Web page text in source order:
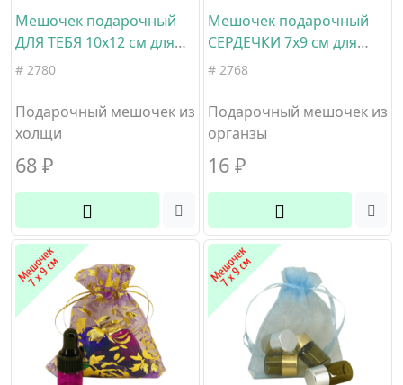
Мешочек подарочный
ДЛЯ ТЕБЯ 10х12 см для
флаконов 5-15 мл
# 2780
Подарочный мешочек из
холщи
68 ₽
Мешочек подарочный
СЕРДЕЧКИ 7х9 см для
пробников 1-5 мл цвет
органза
# 2768
Подарочный мешочек из
органзы
16 ₽